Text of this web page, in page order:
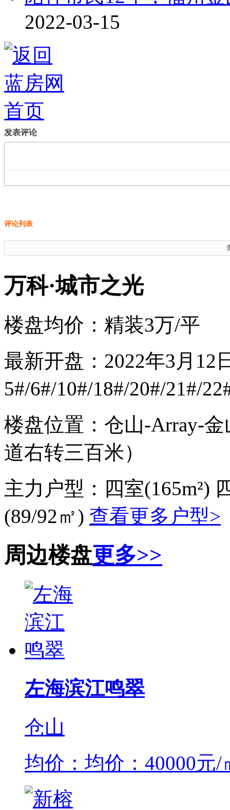
2022-03-15
发表评论
评论列表
万科·城市之光
楼盘均价： 精装3万/平
最新开盘： 2022年3月12
5#/6#/10#/18#/20#/21#/
楼盘位置： 仓山-Array-
道右转三百米）
主力户型： 四室(165m²)
(89/92㎡) 查看更多户型>
周边楼盘更多>>
左海滨江鸣翠
仓山
均价：均价：40000元/